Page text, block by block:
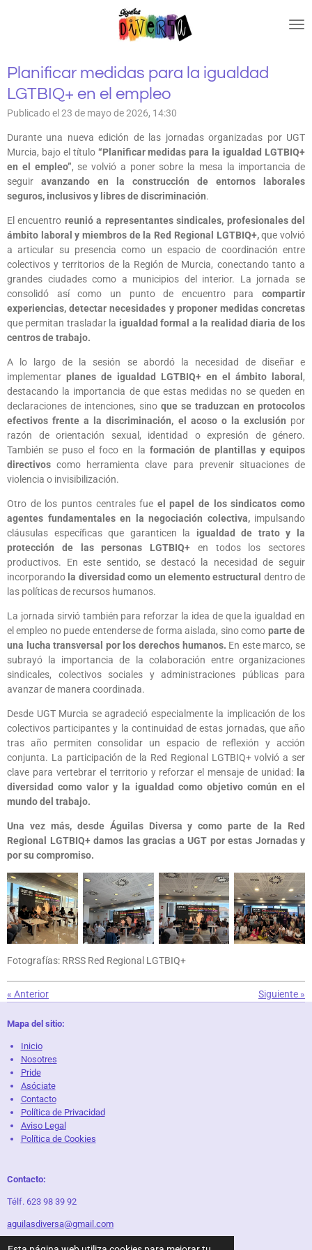
Planificar medidas para la igualdad
LGTBIQ+ en el empleo
Publicado el 23 de mayo de 2026, 14:30
Durante una nueva edición de las jornadas organizadas por UGT
Murcia, bajo el título “Planificar medidas para la igualdad LGTBIQ+
en el empleo”, se volvió a poner sobre la mesa la importancia de
seguir avanzando en la construcción de entornos laborales
seguros, inclusivos y libres de discriminación.
El encuentro reunió a representantes sindicales, profesionales del
ámbito laboral y miembros de la Red Regional LGTBIQ+,que volvió
a articular su presencia como un espacio de coordinación entre
colectivos y territorios de la Región de Murcia, conectando tanto a
grandes ciudades como a municipios del interior. La jornada se
consolidó así como un punto de encuentro para compartir
experiencias, detectar necesidades y proponer medidas concretas
que permitan trasladar la igualdad formal a la realidad diaria de los
centros de trabajo.
A lo largo de la sesión se abordó la necesidad de diseñar e
implementar planes de igualdad LGTBIQ+ en el ámbito laboral ,
destacando la importancia de que estas medidas no se queden en
declaraciones de intenciones, sino que se traduzcan en protocolos
efectivos frente a la discriminación, el acoso o la exclusión por
razón de orientación sexual, identidad o expresión de género.
También se puso el foco en la formación de plantillas y equipos
directivos como herramienta clave para prevenir situaciones de
violencia o invisibilización.
Otro de los puntos centrales fue el papel de los sindicatos como
agentes fundamentales en la negociación colectiva,impulsando
cláusulas específicas que garanticen la igualdad de trato y la
protección de las personas LGTBIQ+ en todos los sectores
productivos. En este sentido, se destacó la necesidad de seguir
incorporando la diversidad como un elemento estructural dentro de
las políticas de recursos humanos.
La jornada sirvió también para reforzar la idea de que la igualdad en
el empleo no puede entenderse de forma aislada, sino como parte de
una lucha transversal por los derechos humanos. En este marco, se
subrayó la importancia de la colaboración entre organizaciones
sindicales, colectivos sociales y administraciones públicas para
avanzar de manera coordinada.
Desde UGT Murcia se agradeció especialmente la implicación de los
colectivos participantes y la continuidad de estas jornadas, que año
tras año permiten consolidar un espacio de reflexión y acción
conjunta. La participación de la Red Regional LGTBIQ+ volvió a ser
clave para vertebrar el territorio y reforzar el mensaje de unidad: la
diversidad como valor y la igualdad como objetivo común en el
mundo del trabajo.
Una vez más, desde Águilas Diversa y como parte de la Red
Regional LGTBIQ+ damos las gracias a UGT por estas Jornadas y
por su compromiso.
Fotografías: RRSS Red Regional LGTBIQ+
« Anterior Siguiente »
Mapa del sitio:
Inicio
Nosotres
Pride
Asóciate
Contacto
Política de Privacidad
Aviso Legal
Política de Cookies
Contacto:
Télf. 623 98 39 92
aguilasdiversa@gmail.com